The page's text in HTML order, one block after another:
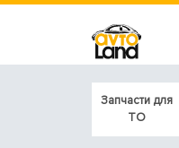
Запчасти для
ТО